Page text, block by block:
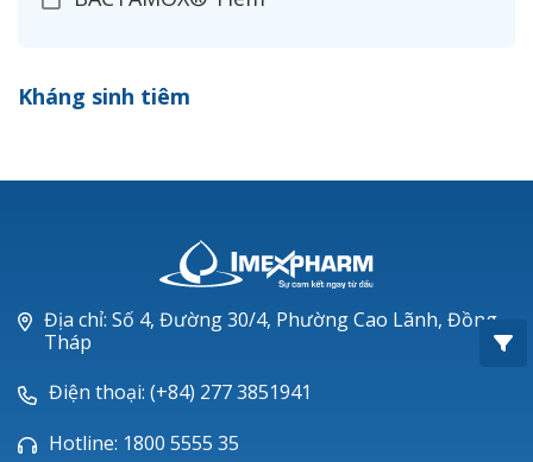
Ceftizoxim®
Piperacillin
Ticarlinat®
Zobacta®
Bacsulfo®
Kháng sinh tiêm
Địa chỉ: Số 4, Đường 30/4, Phường Cao Lãnh, Đồng
Tháp
Điện thoại: (+84) 277 3851941
Hotline: 1800 5555 35